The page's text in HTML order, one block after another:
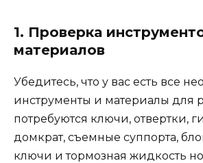
1. Проверка
материалов
Убедитесь, что у вас есть все
инструменты и материалы для
потребуются ключи, отвертки,
домкрат, съемные суппорта,
ключи и тормозная жидкость